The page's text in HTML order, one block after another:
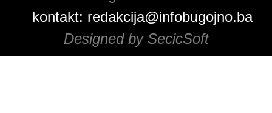
kontakt: redakcija@infobugojno.ba
Designed by SecicSoft